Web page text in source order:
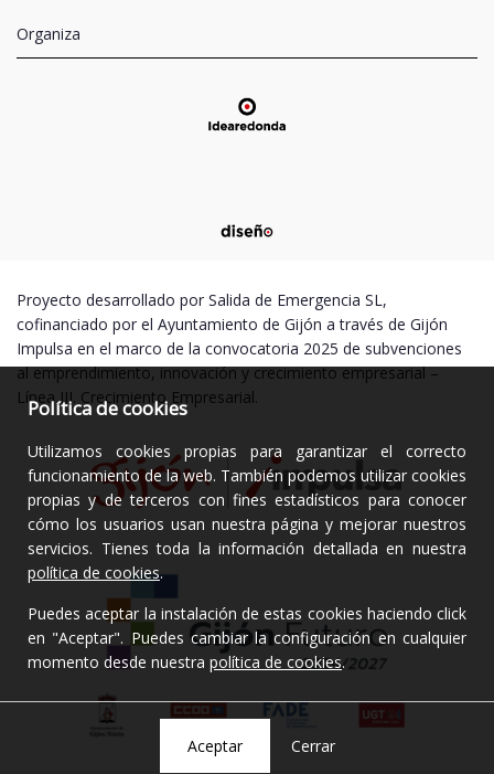
Organiza
Política de cookies
Utilizamos cookies propias para garantizar el correcto
funcionamiento de la web. También podemos utilizar cookies
propias y de terceros con fines estadísticos para conocer
cómo los usuarios usan nuestra página y mejorar nuestros
servicios. Tienes toda la información detallada en nuestra
política de cookies.
Puedes aceptar la instalación de estas cookies haciendo click
en "Aceptar". Puedes cambiar la configuración en cualquier
momento desde nuestra política de cookies.
Cerrar
Proyecto desarrollado por Salida de Emergencia SL,
cofinanciado por el Ayuntamiento de Gijón a través de Gijón
Impulsa en el marco de la convocatoria 2025 de subvenciones
al emprendimiento, innovación y crecimiento empresarial –
Línea III. Crecimiento Empresarial.